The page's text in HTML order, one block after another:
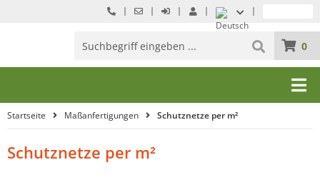
0
Startseite Maßanfertigungen Schutznetze per m²
Schutznetze per m²